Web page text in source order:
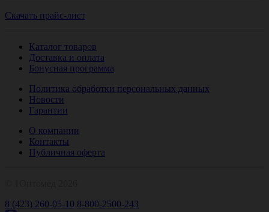
Скачать прайс-лист
Каталог товаров
Доставка и оплата
Бонусная программа
Политика обработки персональных данных
Новости
Гарантии
О компании
Контакты
Публичная оферта
8 (423) 260-05-10 8-800-2500-243